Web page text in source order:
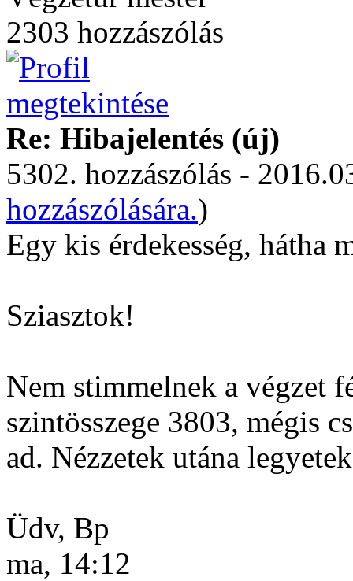
2303 hozzászólás
Re: Hibajelentés (új)
5302. hozzászólás -
hozzászólására.)
Egy kis érdekesség, hátha
Sziasztok!
Nem stimmelnek a végzet
szintösszege 3803, mégis
ad. Nézzetek utána
Üdv, Bp
ma, 14:12